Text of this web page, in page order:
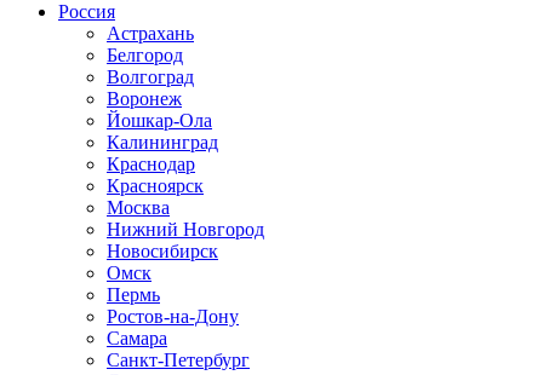
Россия
Астрахань
Белгород
Волгоград
Воронеж
Йошкар-Ола
Калининград
Краснодар
Красноярск
Москва
Нижний Новгород
Новосибирск
Омск
Пермь
Ростов-на-Дону
Самара
Санкт-Петербург